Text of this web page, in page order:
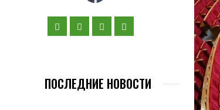
ПОСЛЕДНИЕ НОВОСТИ